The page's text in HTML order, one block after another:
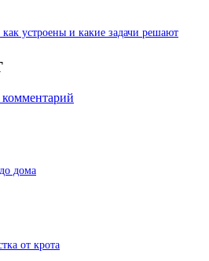
устроены и какие задачи решают
дома
от крота